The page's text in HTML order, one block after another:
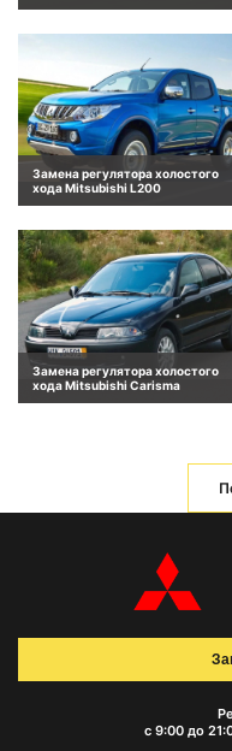
Замена регулятора холостого
хода Mitsubishi L200
Замена регулятора холостого
хода Mitsubishi Carisma
с 9:00 до